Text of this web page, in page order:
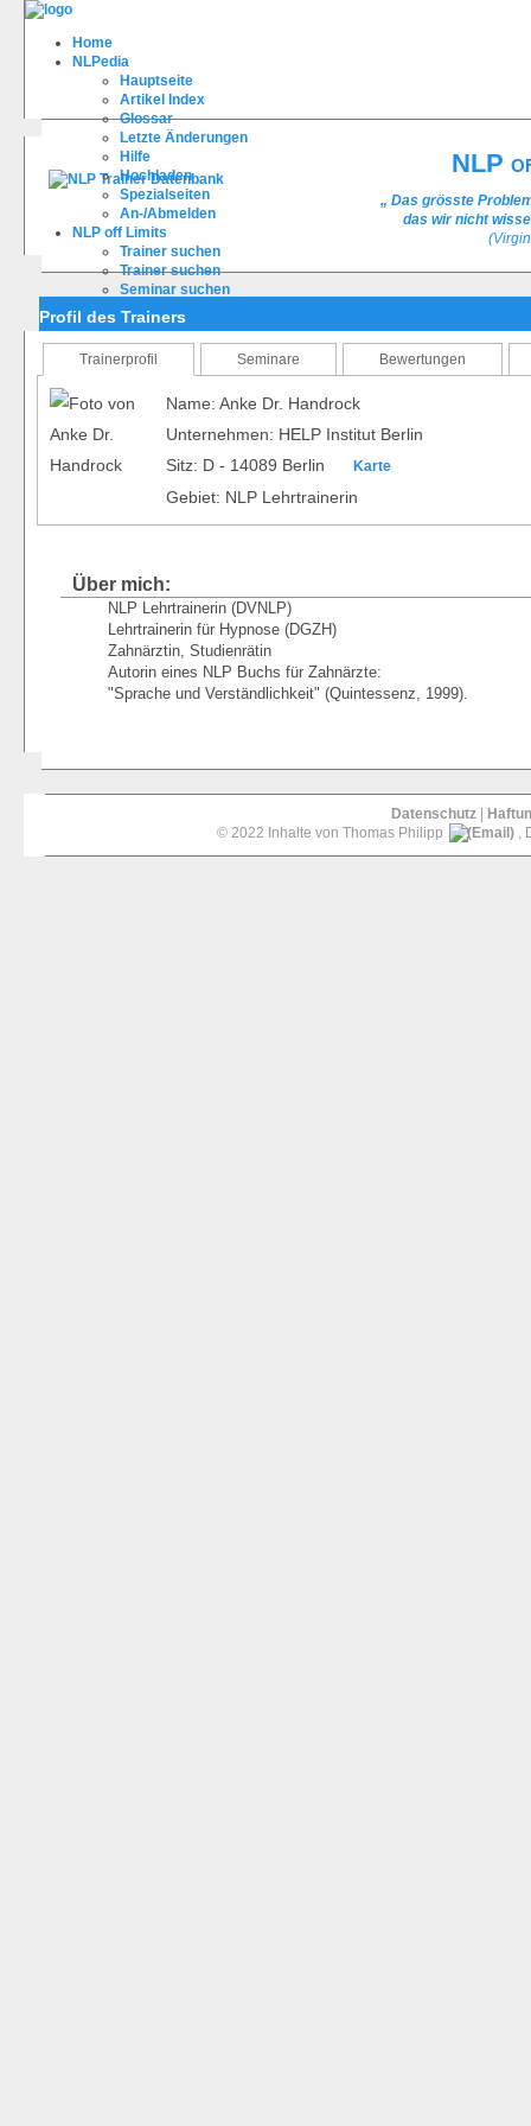
Home
NLPedia
Hauptseite
Artikel Index
Glossar
Letzte Änderungen
Hilfe
Hochladen
Spezialseiten
An-/Abmelden
NLP off Limits
Trainer suchen
Trainer suchen
Seminar suchen
Trainer bewerten
Registrieren
FAQ
NLP
„ Das grösste
das wir nicht
Profil des Trainers
Trainerprofil Seminare Bewertungen
Name: Anke Dr. Handrock
Unternehmen: HELP Institut Berlin
Sitz: D - 14089 Berlin
Karte
Gebiet: NLP Lehrtrainerin
Über mich:
NLP Lehrtrainerin (DVNLP)
Lehrtrainerin für Hypnose (DGZH)
Zahnärztin, Studienrätin
Autorin eines NLP Buchs für Zahnärzte:
"Sprache und Verständlichkeit" (Quintessenz, 1999).
Datenschutz
© 2022 Inhalte von Thomas Philipp
,